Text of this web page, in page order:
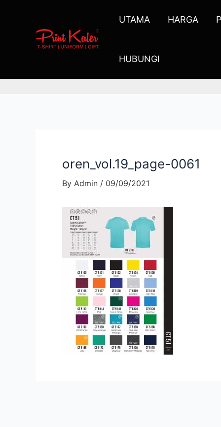
UTAMA HARGA
HUBUNGI
oren_vol.19_page-0061
By Admin / 09/09/2021